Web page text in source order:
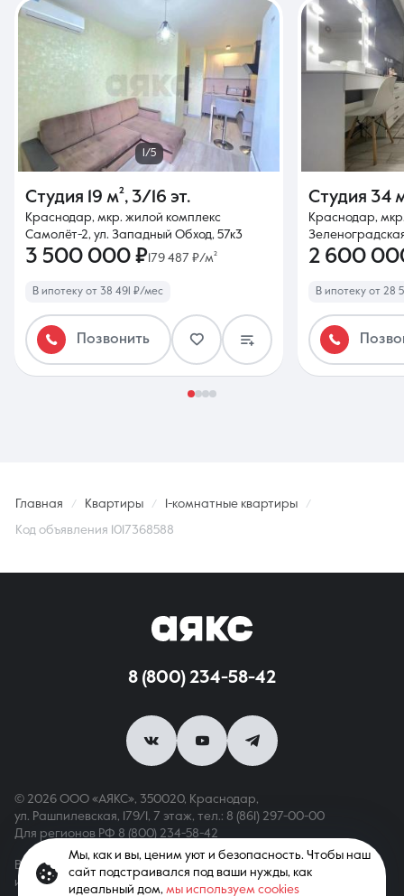
1/5
Студия 19 м², 3/16 эт.
Краснодар, мкр. жилой комплекс
Самолёт-2, ул. Западный Обход, 57к3
3 500 000 ₽ 179 487 ₽/м²
В ипотеку от 38 491 ₽/мес
Позвонить
Студия 34
Краснодар,
2 600
В ипотеку от 28
Главная Квартиры 1-комнатные квартиры
Код объявления 1017368588
8 (800) 234-58-42
© 2026 ООО «АЯКС», 350020, Краснодар,
ул. Рашпилевская, 179/1, 7 этаж, тел.: 8 (861) 297-00-00
Для регионов РФ 8 (800) 234-58-42
Вся информация, опубликованная на сайте, носит только
информационный характер и не является публичной офертой,
Мы, как и вы, ценим уют и безопасность. Чтобы наш
сайт подстраивался под ваши нужды, как
идеальный дом, мы используем cookies